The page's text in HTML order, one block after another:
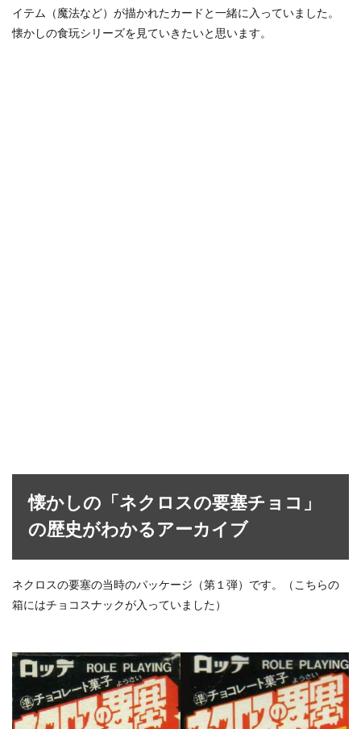
イテム（魔法など）が描かれたカードと一緒に入っていました。
懐かしの食玩シリーズを見ていきたいと思います。
懐かしの「ネクロスの要塞チョコ」
の歴史がわかるアーカイブ
ネクロスの要塞の当時のパッケージ（第１弾）です。（こちらの
箱にはチョコスナックが入っていました）